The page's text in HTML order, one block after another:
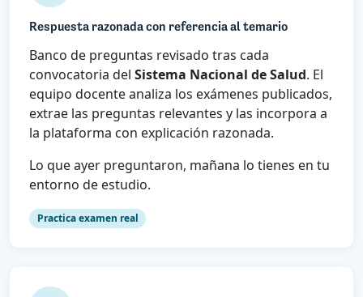
Respuesta razonada con referencia al temario
Banco de preguntas revisado tras cada
convocatoria del Sistema Nacional de Salud. El
equipo docente analiza los exámenes publicados,
extrae las preguntas relevantes y las incorpora a
la plataforma con explicación razonada.
Lo que ayer preguntaron, mañana lo tienes en tu
entorno de estudio.
Practica examen real